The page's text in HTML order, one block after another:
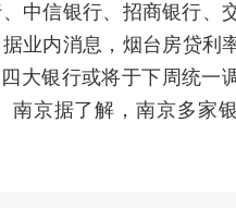
中信银行、招商银行、
业内消息，烟台房贷利
大银行或将于下周统一
京据了解，南京多家